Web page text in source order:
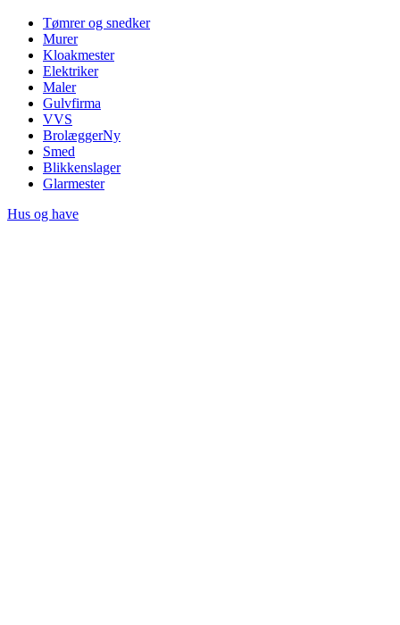
Tømrer og snedker
Murer
Kloakmester
Elektriker
Maler
Gulvfirma
VVS
BrolæggerNy
Smed
Blikkenslager
Glarmester
Hus og have